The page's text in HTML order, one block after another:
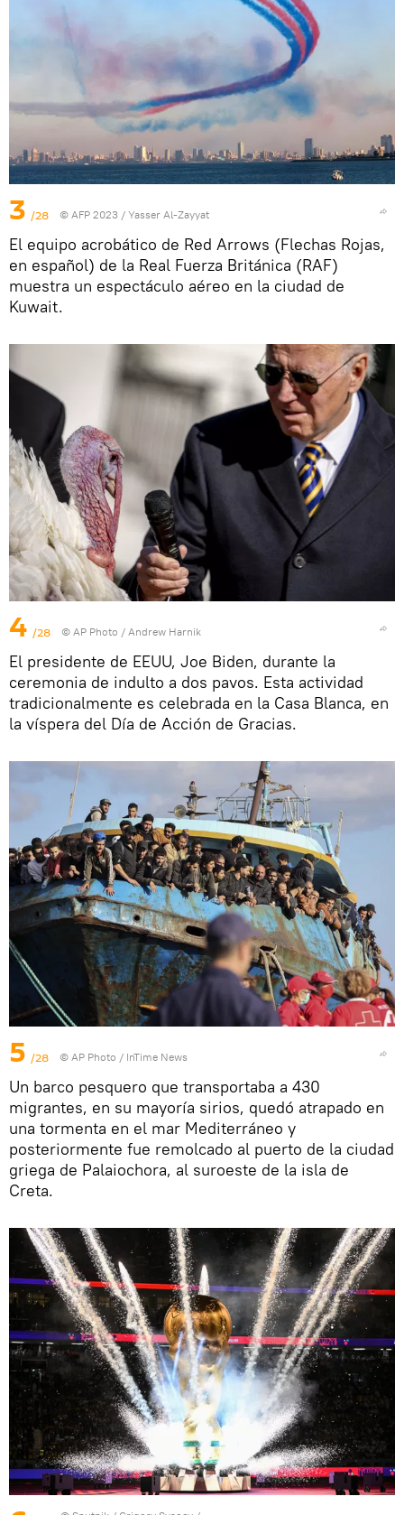
3 /28 © AFP 2023 / Yasser Al-Zayyat
El equipo acrobático de Red Arrows (Flechas Rojas,
en español) de la Real Fuerza Británica (RAF)
muestra un espectáculo aéreo en la ciudad de
Kuwait.
4 /28 © AP Photo / Andrew Harnik
El presidente de EEUU, Joe Biden, durante la
ceremonia de indulto a dos pavos. Esta actividad
tradicionalmente es celebrada en la Casa Blanca, en
la víspera del Día de Acción de Gracias.
5 /28 © AP Photo / InTime News
Un barco pesquero que transportaba a 430
migrantes, en su mayoría sirios, quedó atrapado en
una tormenta en el mar Mediterráneo y
posteriormente fue remolcado al puerto de la ciudad
griega de Palaiochora, al suroeste de la isla de
Creta.